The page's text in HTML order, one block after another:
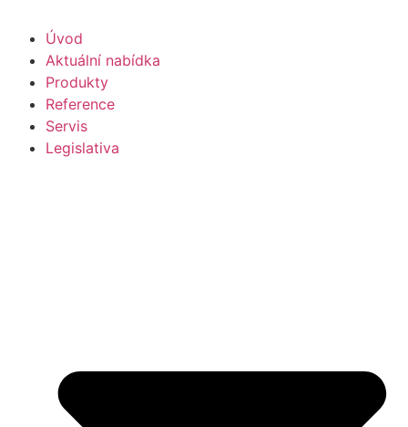
Úvod
Aktuální nabídka
Produkty
Reference
Servis
Legislativa